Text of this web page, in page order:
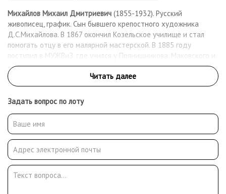
Михайлов Михаил Дмитриевич (1855-1932). Русский
живописец, график. Сын бывшего крепостного художника
Д.С.Михайлова. В 1867 окончил Козельское училище и стал
помогать отцу в его малярной мастерской. В 1885 году
поступил в МУЖВиЗ, где учился у Прянишникова, Маковского и
Сурикова. После окончания училища вступил в Московское
общество любителей художеств и стал его постоянным
экспонентом. В 1910 - 1911 - член московского объединения
«Группа художников». Работал как живописец, график-
иллюстратор. После революции вступил в группу «Звено» и
профсоюз московских художников. Работал преподавателем
рисования в школах Сокольнического района.
Задать вопрос по лоту